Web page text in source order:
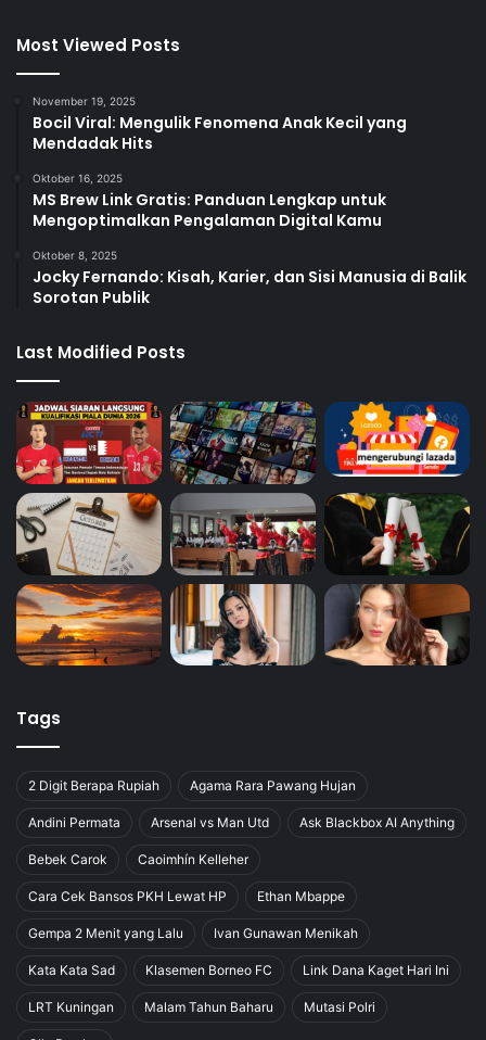
Most Viewed Posts
November 19, 2025
Bocil Viral: Mengulik Fenomena Anak Kecil yang
Mendadak Hits
Oktober 16, 2025
MS Brew Link Gratis: Panduan Lengkap untuk
Mengoptimalkan Pengalaman Digital Kamu
Oktober 8, 2025
Jocky Fernando: Kisah, Karier, dan Sisi Manusia di Balik
Sorotan Publik
Last Modified Posts
Tags
2 Digit Berapa Rupiah Agama Rara Pawang Hujan
Andini Permata Arsenal vs Man Utd Ask Blackbox AI Anything
Bebek Carok Caoimhín Kelleher
Cara Cek Bansos PKH Lewat HP Ethan Mbappe
Gempa 2 Menit yang Lalu Ivan Gunawan Menikah
Kata Kata Sad Klasemen Borneo FC Link Dana Kaget Hari Ini
LRT Kuningan Malam Tahun Baharu Mutasi Polri